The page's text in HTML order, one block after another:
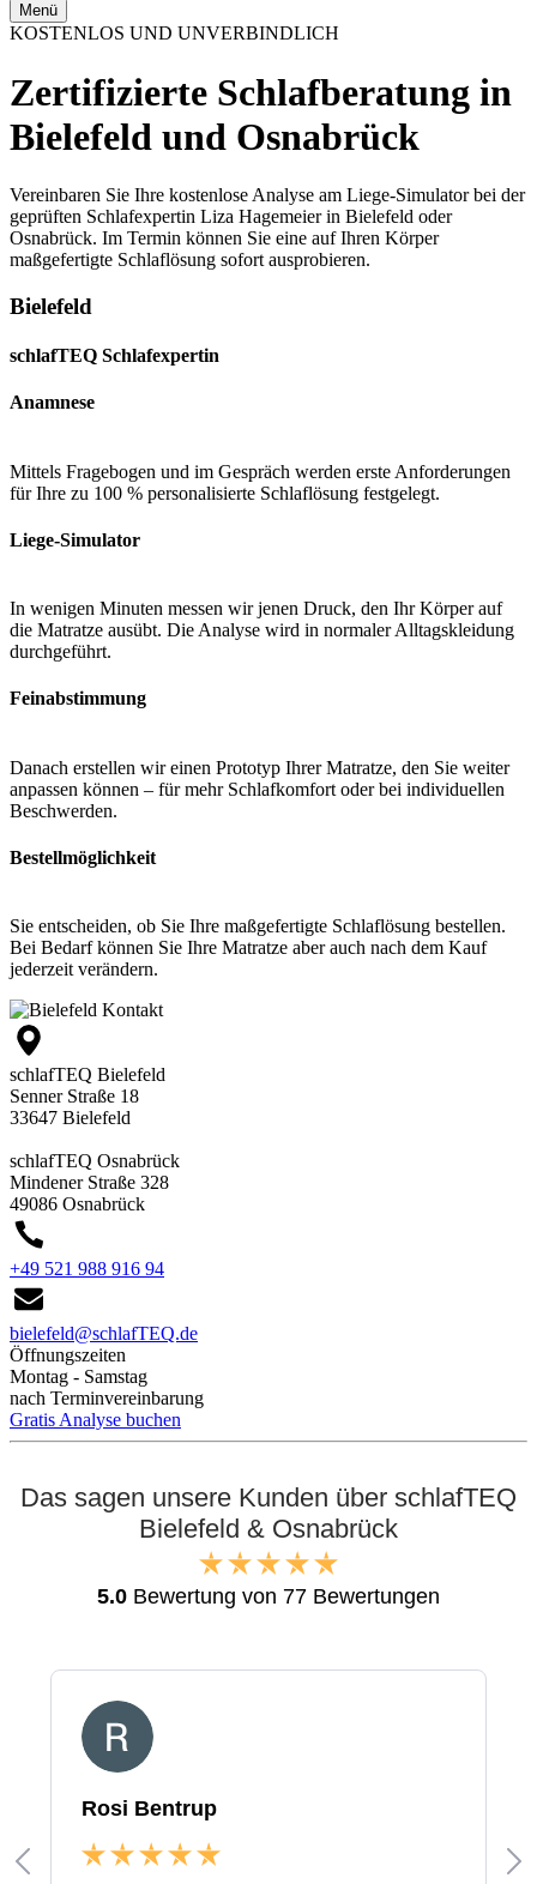
Menü
KOSTENLOS UND UNVERBINDLICH
Zertifizierte Schlafberatung in
Bielefeld und Osnabrück
Vereinbaren Sie Ihre kostenlose Analyse am Liege-Simulator bei der
geprüften Schlafexpertin Liza Hagemeier in Bielefeld oder
Osnabrück. Im Termin können Sie eine auf Ihren Körper
maßgefertigte Schlaflösung sofort ausprobieren.
Bielefeld
schlafTEQ Schlafexpertin
Anamnese
Mittels Fragebogen und im Gespräch werden erste Anforderungen
für Ihre zu 100 % personalisierte Schlaflösung festgelegt.
Liege-Simulator
In wenigen Minuten messen wir jenen Druck, den Ihr Körper auf
die Matratze ausübt. Die Analyse wird in normaler Alltagskleidung
durchgeführt.
Feinabstimmung
Danach erstellen wir einen Prototyp Ihrer Matratze, den Sie weiter
anpassen können – für mehr Schlafkomfort oder bei individuellen
Beschwerden.
Bestellmöglichkeit
Sie entscheiden, ob Sie Ihre maßgefertigte Schlaflösung bestellen.
Bei Bedarf können Sie Ihre Matratze aber auch nach dem Kauf
jederzeit verändern.
Kontakt
schlafTEQ Bielefeld
Senner Straße 18
33647 Bielefeld
schlafTEQ Osnabrück
Mindener Straße 328
49086 Osnabrück
+49 521 988 916 94
bielefeld@schlafTEQ.de
Öffnungszeiten
Montag - Samstag
nach Terminvereinbarung
Gratis Analyse buchen